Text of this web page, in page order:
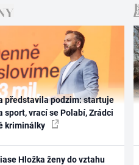
představila podzim: startuje
sport, vrací se Polabí, Zrádci
kriminálky
Hložka ženy do vztahu